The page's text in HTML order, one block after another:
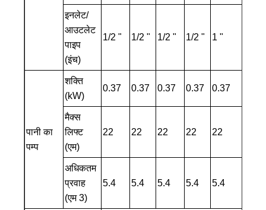
इनलेट/
आउटलेट
पाइप
(इंच)
1/2 " 1/2 " 1/2 " 1/2 " 1 "
पानी का
पम्प
शक्ति
(kW)
0.37 0.37 0.37 0.37 0.37
मैक्स
लिफ्ट
(एम)
22 22 22 22 22
अधिकतम
प्रवाह
(एम 3)
5.4 5.4 5.4 5.4 5.4